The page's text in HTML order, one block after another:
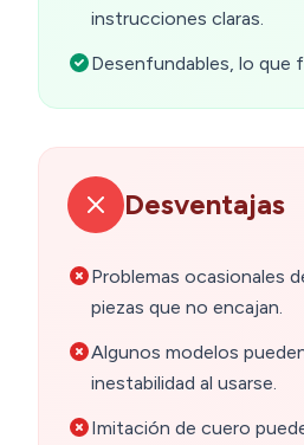
instrucciones claras.
Desenfundables, lo que
Desventajas
Problemas ocasionales
piezas que no encajan.
Algunos modelos
inestabilidad al usarse.
Imitación de cuero